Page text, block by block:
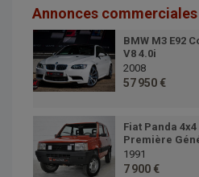
Annonces commerciales
BMW M3 E92
V8 4.0i
2008
57 950 €
Fiat Panda 4x4
Première
1991
7 900 €